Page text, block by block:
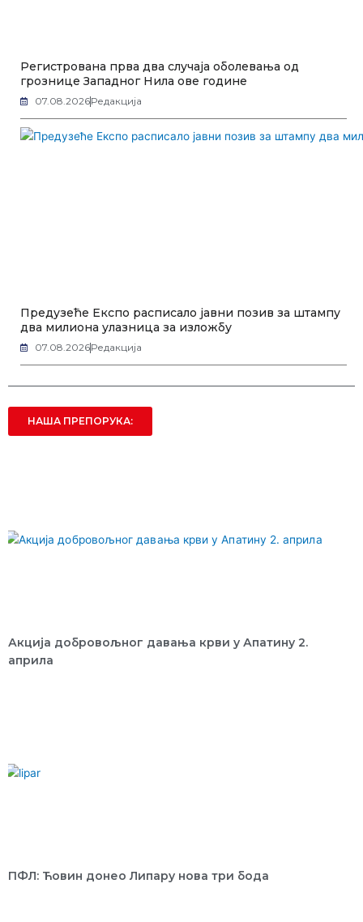
Регистрована прва два случаја оболевања од
грознице Западног Нила ове године
07.08.2026Редакција
Предузеће Експо расписало јавни позив за штампу
два милиона улазница за изложбу
07.08.2026Редакција
НАША ПРЕПОРУКА:
Акција добровољног давања крви у Апатину 2.
априла
ПФЛ: Ћовин донео Липару нова три бода